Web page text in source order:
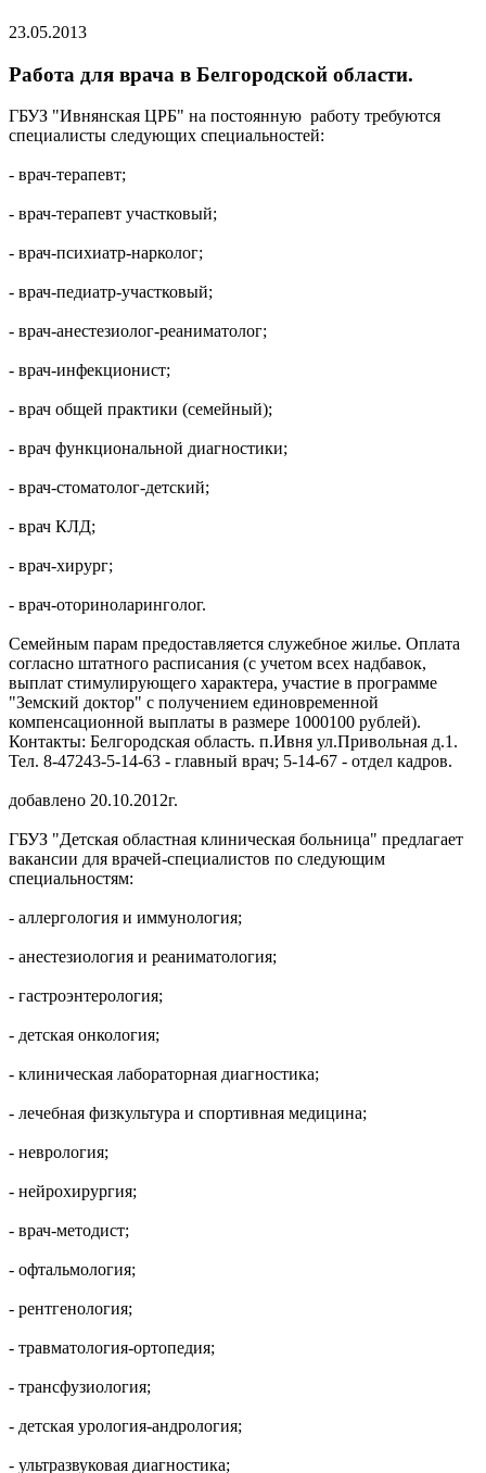
23.05.2013
Работа для врача в Белгородской области.
ГБУЗ "Ивнянская ЦРБ" на постоянную работу требуются
специалисты следующих специальностей:
- врач-терапевт;
- врач-терапевт участковый;
- врач-психиатр-нарколог;
- врач-педиатр-участковый;
- врач-анестезиолог-реаниматолог;
- врач-инфекционист;
- врач общей практики (семейный);
- врач функциональной диагностики;
- врач-стоматолог-детский;
- врач КЛД;
- врач-хирург;
- врач-оториноларинголог.
Семейным парам предоставляется служебное жилье. Оплата
согласно штатного расписания (с учетом всех надбавок,
выплат стимулирующего характера, участие в программе
"Земский доктор" с получением единовременной
компенсационной выплаты в размере 1000100 рублей).
Контакты: Белгородская область. п.Ивня ул.Привольная д.1.
Тел. 8-47243-5-14-63 - главный врач; 5-14-67 - отдел кадров.
добавлено 20.10.2012г.
ГБУЗ "Детская областная клиническая больница" предлагает
вакансии для врачей-специалистов по следующим
специальностям:
- аллергология и иммунология;
- анестезиология и реаниматология;
- гастроэнтерология;
- детская онкология;
- клиническая лабораторная диагностика;
- лечебная физкультура и спортивная медицина;
- неврология;
- нейрохирургия;
- врач-методист;
- офтальмология;
- рентгенология;
- травматология-ортопедия;
- трансфузиология;
- детская урология-андрология;
- ультразвуковая диагностика;